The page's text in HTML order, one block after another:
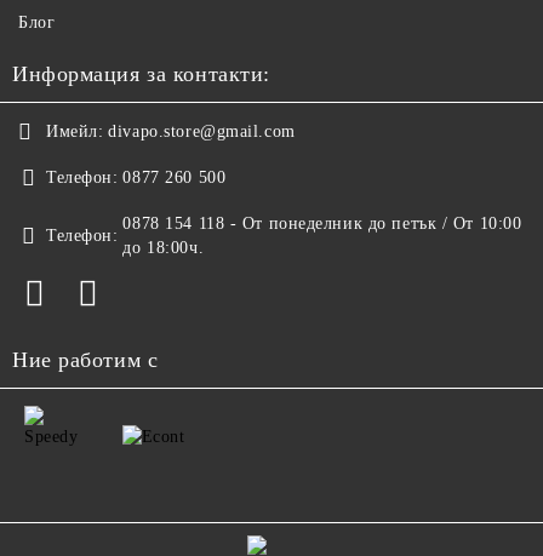
Блог
Информация за контакти:
Имейл: divapo.store@gmail.com
Телефон: 0877 260 500
Телефон:
0878 154 118 - От понеделник до петък / От 10:00
до 18:00ч.
Ние работим с